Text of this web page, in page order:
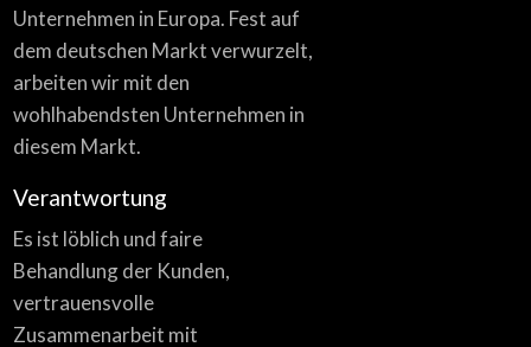
Unternehmen in Europa. Fest auf
dem deutschen Markt verwurzelt,
arbeiten wir mit den
wohlhabendsten Unternehmen in
diesem Markt.
Verantwortung
Es ist löblich und faire
Behandlung der Kunden,
vertrauensvolle
Zusammenarbeit mit